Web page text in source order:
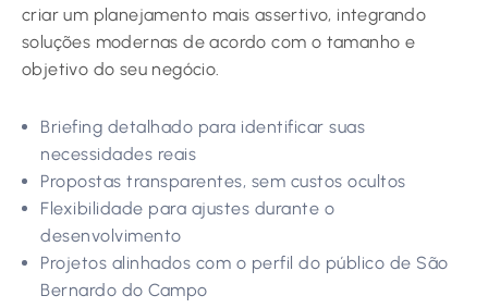
criar um planejamento mais assertivo, integrando
soluções modernas de acordo com o tamanho e
objetivo do seu negócio.
Briefing detalhado para identificar suas
necessidades reais
Propostas transparentes, sem custos ocultos
Flexibilidade para ajustes durante o
desenvolvimento
Projetos alinhados com o perfil do público de São
Bernardo do Campo